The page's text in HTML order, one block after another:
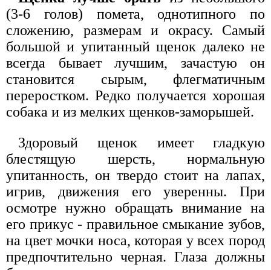
(3-6 голов) помета, однотипного по
сложению, размерам и окрасу. Самый
большой и упитанный щенок далеко не
всегда бывает лучшим, зачастую он
становится сырым, флегматичным
переростком. Редко получается хорошая
собака и из мелких щенков-заморышей.
Здоровый щенок имеет гладкую
блестящую шерсть, нормальную
упитанность, он твердо стоит на лапах,
игрив, движения его уверенны. При
осмотре нужно обращать внимание на
его прикус - правильное смыкание зубов,
на цвет мочки носа, которая у всех пород
предпочтительно черная. Глаза должны